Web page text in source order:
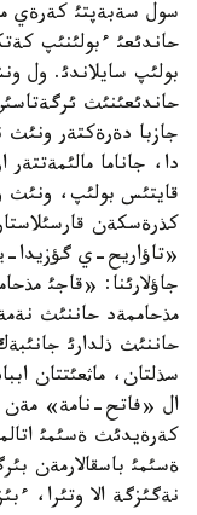
سول سةبةپتئ كةرةي
حاندئعئ ءبولئنئپ
بولئپ سايلاندئ. ول
حاندئعئنئث
جازبا دةرةكتةر ونئث
دا، جاناما مالئمةتتةر
قايتئس بولئپ، ونئث
كذرةسكةن
«تاؤاريح-ي گؤزيدا-
جاؤلارئنا: «قاجئ
مذحاممةد حاننئث
حاننئث ذلدارئ
سذلتان، ماثعئتتان
ال «فاتح-نامة» مةن
كةرةيدئث ةسئمئ
ةسئمئ باسقالارمةن
نةگئزگة الا وتئرا،